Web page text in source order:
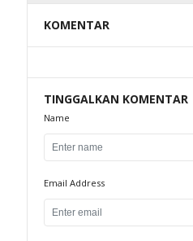
KOMENTAR
TINGGALKAN KOMENTAR
Name
Email Address